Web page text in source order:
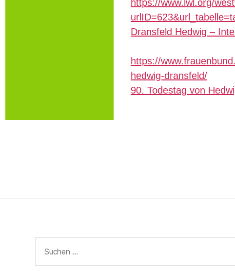
https://www.lwl.org/
Dransfeld Hedwig –
https://
hedwig-dransfeld/
90. Todestag von
nach: